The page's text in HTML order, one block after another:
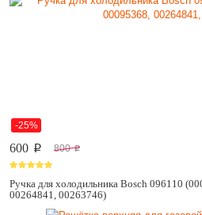
-25%
600 p 800 p
Ручка для холодильника Bosch 096110
00264841, 00263746)